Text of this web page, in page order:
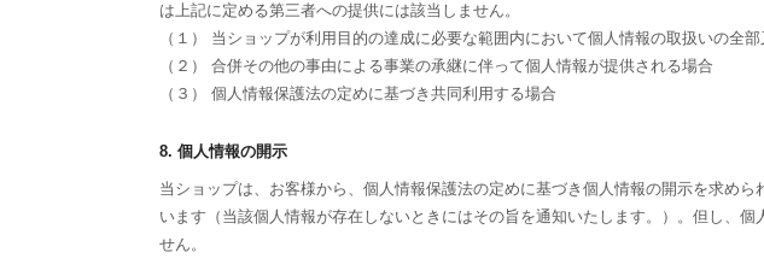
は上記に定める第三者への提供には該当しません。
（１） 当ショップが利用目的の達成に必要な範囲内において個人情報の取扱いの全
（２） 合併その他の事由による事業の承継に伴って個人情報が提供される場合
（３） 個人情報保護法の定めに基づき共同利用する場合
8. 個人情報の開示
当ショップは、お客様から、個人情報保護法の定めに基づき個人情報の開示を求め
います（当該個人情報が存在しないときにはその旨を通知いたします。）。但し、
せん。